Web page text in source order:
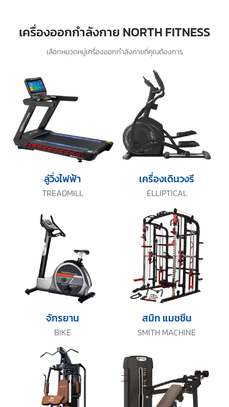
เลือกหมวดหมู่เครื่องออกกำลังกายที่คุณต้องการ
เครื่องออกกำลังกาย NORTH FITNESS
TREADMILL
ลู่วิ่งไฟฟ้า
ELLIPTICAL
เครื่องเดินวงรี
BIKE
จักรยาน
SMITH MACHINE
สมิท แมชชีน